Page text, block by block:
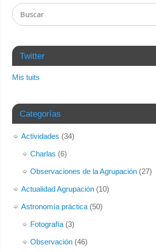
Twitter
Mis tuits
Categorías
Actividades (34)
Charlas (6)
Observaciones de la Agrupación(27)
Actualidad Agrupación(10)
Astronomía práctica(50)
Fotografía(3)
Observación(46)